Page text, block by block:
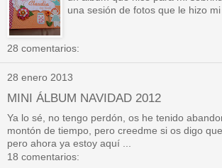
una sesión de fotos que le hizo
28 comentarios:
28 enero 2013
MINI ÁLBUM NAVIDAD 2012
Ya lo sé, no tengo perdón, os he tenido
montón de tiempo, pero creedme si os digo
pero ahora ya estoy aquí ...
18 comentarios: